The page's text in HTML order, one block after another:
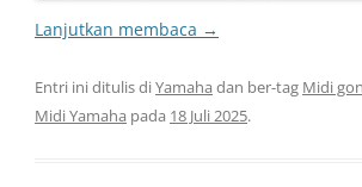
Lanjutkan membaca →
Entri ini ditulis diYamaha dan ber-tag Midi
Midi Yamaha pada 18 Juli 2025.